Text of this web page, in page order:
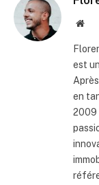
Site
est
en
2009